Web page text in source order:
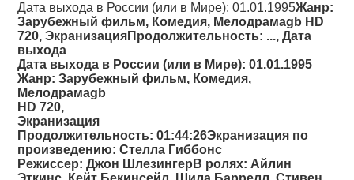
Дата выхода в России (или в Мире): 01.01.1995Жанр:
Зарубежный фильм, Комедия, Мелодрамаgb HD
720, ЭкранизацияПродолжительность: ..., Дата
выхода
Дата выхода в России (или в Мире): 01.01.1995
Жанр: Зарубежный фильм, Комедия,
Мелодрамаgb
HD 720,
Экранизация
Продолжительность: 01:44:26Экранизация по
произведению: Стелла Гиббонс
Режиссер: Джон ШлезингерВ ролях: Айлин